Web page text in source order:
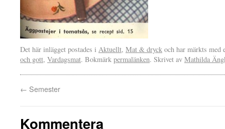
Det här inlägget postades i Aktuellt, Mat & dryck och har märkts med
och gott, Vardagsmat. Bokmärk permalänken. Skrivet av Mathilda
← Semester
Kommentera